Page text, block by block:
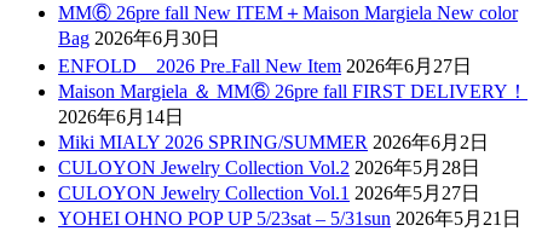
MM⑥ 26pre fall New ITEM＋Maison Margiela New color
Bag 2026年6月30日
ENFOLD 2026 Pre₋Fall New Item 2026年6月27日
Maison Margiela ＆ MM⑥ 26pre fall FIRST DELIVERY！
2026年6月14日
Miki MIALY 2026 SPRING/SUMMER 2026年6月2日
CULOYON Jewelry Collection Vol.2 2026年5月28日
CULOYON Jewelry Collection Vol.1 2026年5月27日
YOHEI OHNO POP UP 5/23sat – 5/31sun 2026年5月21日